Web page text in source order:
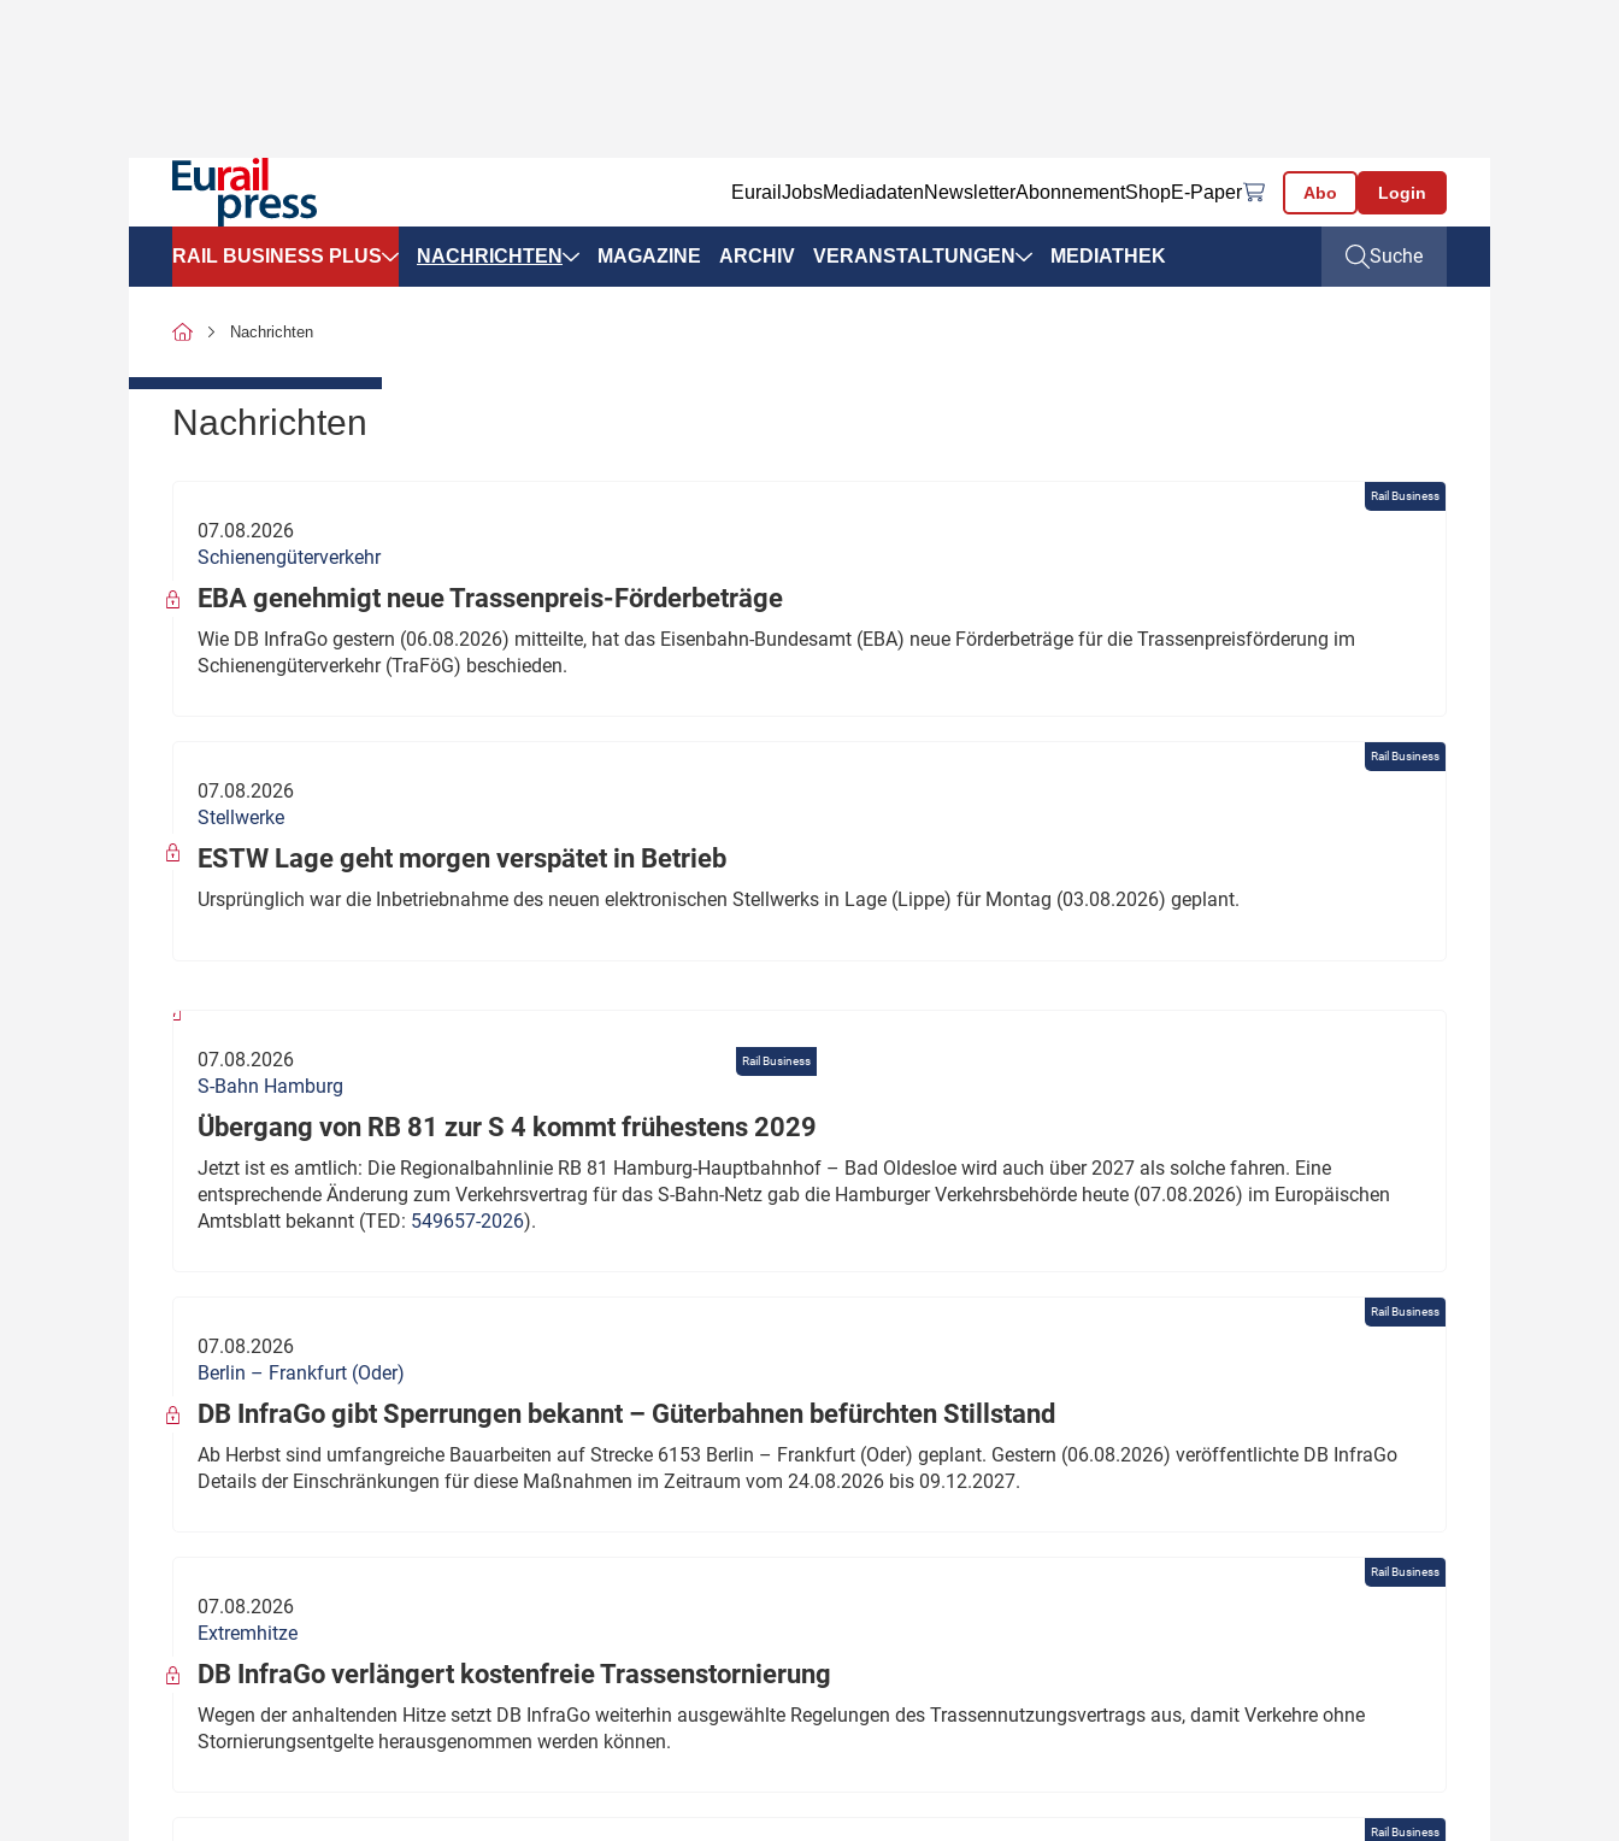
EurailJobsMediadatenNewsletterAbonnementShopE-Paper Abo Login
RAIL BUSINESS PLUS
SPNV-Marktdaten
Politik
Verbände: Wer spricht für
wen?
Thema des Monats
Dossier: Generalsanierung
Dossier: ETCS
NACHRICHTEN
Infrastruktur & Ausrüstung
ÖPNV
MAGAZINE ARCHIV VERANSTALTUNGEN MEDIATHEK Suche
Nachrichten
Nachrichten
Rail Business
07.08.2026
Schienengüterverkehr
EBA genehmigt neue Trassenpreis-Förderbeträge
Wie DB InfraGo gestern (06.08.2026) mitteilte, hat das Eisenbahn-Bundesamt (EBA) neue Förderbeträge für die Trassenpreisförderung im
Schienengüterverkehr (TraFöG) beschieden.
Rail Business
07.08.2026
Stellwerke
ESTW Lage geht morgen verspätet in Betrieb
Ursprünglich war die Inbetriebnahme des neuen elektronischen Stellwerks in Lage (Lippe) für Montag (03.08.2026) geplant.
Rail Business
07.08.2026
S-Bahn Hamburg
Übergang von RB 81 zur S 4 kommt frühestens 2029
Jetzt ist es amtlich: Die Regionalbahnlinie RB 81 Hamburg-Hauptbahnhof – Bad Oldesloe wird auch über 2027 als solche fahren. Eine
entsprechende Änderung zum Verkehrsvertrag für das S-Bahn-Netz gab die Hamburger Verkehrsbehörde heute (07.08.2026) im Europäischen
Amtsblatt bekannt (TED: 549657-2026).
Rail Business
07.08.2026
Berlin – Frankfurt (Oder)
DB InfraGo gibt Sperrungen bekannt – Güterbahnen befürchten Stillstand
Ab Herbst sind umfangreiche Bauarbeiten auf Strecke 6153 Berlin – Frankfurt (Oder) geplant. Gestern (06.08.2026) veröffentlichte DB InfraGo
Details der Einschränkungen für diese Maßnahmen im Zeitraum vom 24.08.2026 bis 09.12.2027.
Rail Business
07.08.2026
Extremhitze
DB InfraGo verlängert kostenfreie Trassenstornierung
Wegen der anhaltenden Hitze setzt DB InfraGo weiterhin ausgewählte Regelungen des Trassennutzungsvertrags aus, damit Verkehre ohne
Stornierungsentgelte herausgenommen werden können.
Rail Business